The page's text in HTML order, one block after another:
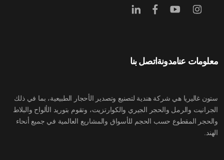
معلومات عنامدونة اتصل بنا
ستون غاليريا هي شركة هندية لتصنيع وتصدير الأحجار الطبيعية، بما في ذلك
الجرانيت والرمل والحجر الجيري والكوارتزيت، وتقوم بتوريد الألواح والبلاط
والحجر المقطوع حسب الحجم للأسواق والمشاريع العالمية في جميع أنحاء
الهند.